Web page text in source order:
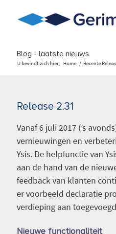
Blog - laatste nieuws
U bevindt zich hier: Home / Recente
Release 2.31
Vanaf 6 juli 2017 (’s
vernieuwingen en
Ysis. De helpfunctie van
aan de hand van de
feedback van klanten
er voorbeeld declaratie
verdieping aan
Nieuwe functionaliteit